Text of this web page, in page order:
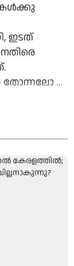
ഇടത്
...